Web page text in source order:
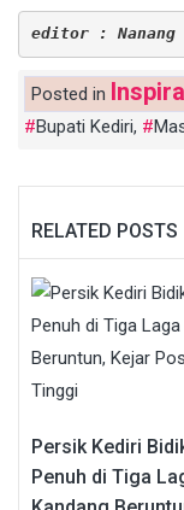
editor : Nanang
Posted in
Bupati Kediri,
RELATED POSTS
Persik Kediri
Penuh di Tiga